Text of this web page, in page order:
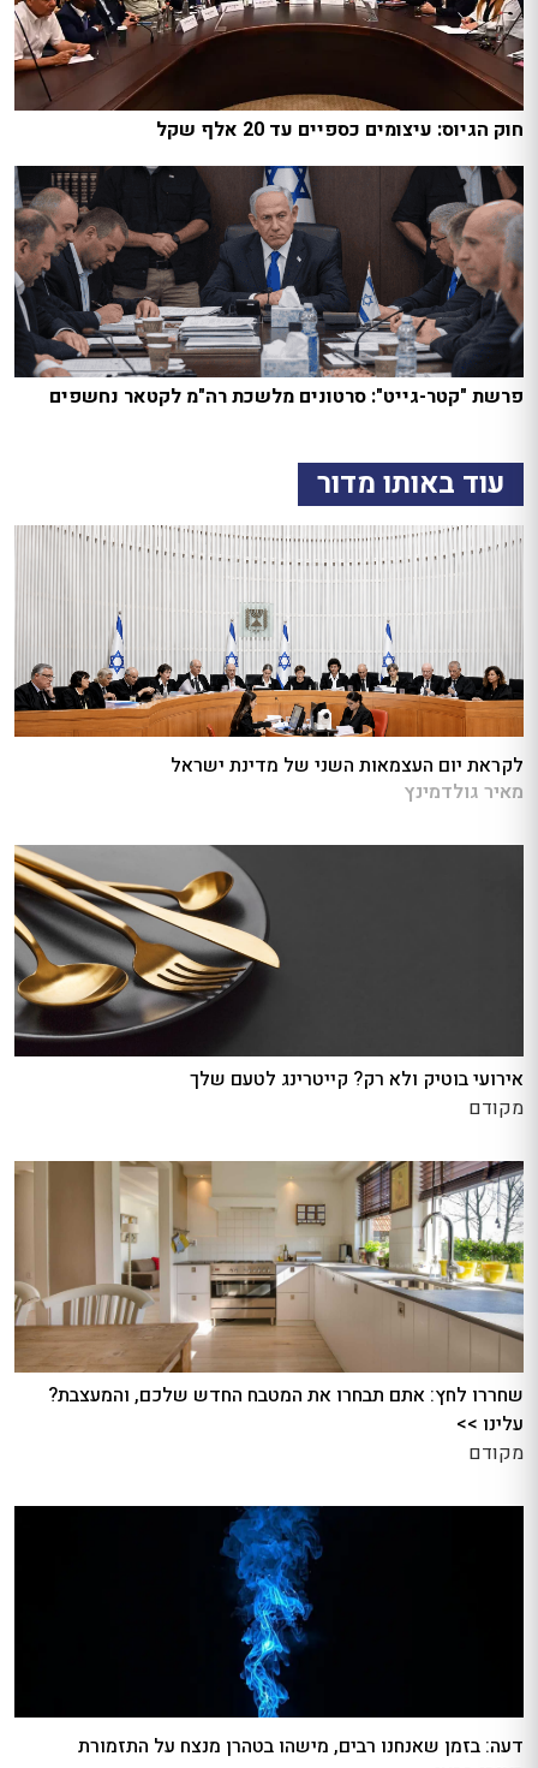
חוק הגיוס: עיצומים כספיים עד 20 אלף שקל
פרשת "קטר-גייט": סרטונים מלשכת רה"מ לקטאר נחשפים
עוד באותו מדור
לקראת יום העצמאות השני של מדינת ישראל
מאיר גולדמינץ
אירועי בוטיק ולא רק? קייטרינג לטעם שלך
מקודם
שחררו לחץ: אתם תבחרו את המטבח החדש שלכם, והמעצבת?
עלינו >>
מקודם
דעה: בזמן שאנחנו רבים, מישהו בטהרן מנצח על התזמורת